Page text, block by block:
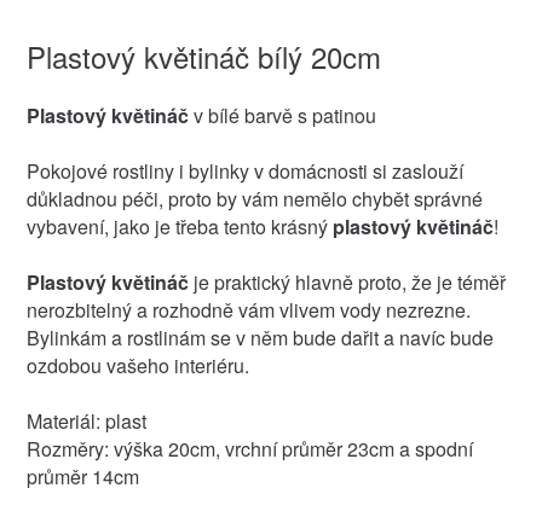
Plastový květináč bílý 20cm
Plastový květináčv bílé barvě s patinou
Pokojové rostliny i bylinky v domácnosti si zaslouží
důkladnou péči, proto by vám nemělo chybět správné
vybavení, jako je třeba tento krásný plastový květináč!
Plastový květináčje praktický hlavně proto, že je téměř
nerozbitelný a rozhodně vám vlivem vody nezrezne.
Bylinkám a rostlinám se v něm bude dařit a navíc bude
ozdobou vašeho interiéru.
Materiál: plast
Rozměry: výška 20cm, vrchní průměr 23cm a spodní
průměr 14cm